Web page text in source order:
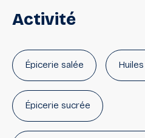
Activité
Épicerie salée
Épicerie sucrée